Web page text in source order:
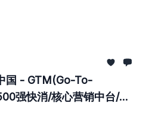
国 - GTM(Go-To-
强快消/核心营销中台/含